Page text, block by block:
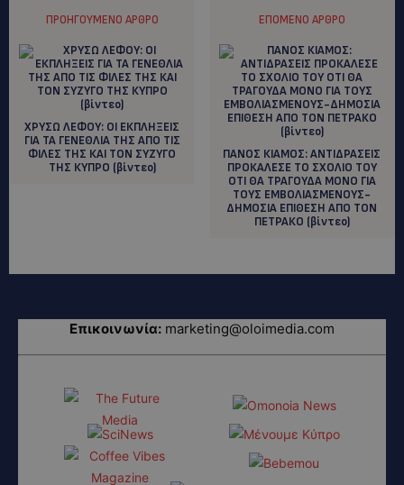
ΠΡΟΗΓΟΎΜΕΝΟ ΆΡΘΡΟ
ΧΡΥΣΩ ΛΕΦΟΥ: ΟΙ ΕΚΠΛΗΞΕΙΣ
ΓΙΑ ΤΑ ΓΕΝΕΘΛΙΑ ΤΗΣ ΑΠΟ ΤΙΣ
ΦΙΛΕΣ ΤΗΣ ΚΑΙ ΤΟΝ ΣΥΖΥΓΟ
ΤΗΣ ΚΥΠΡΟ (βίντεο)
ΕΠΌΜΕΝΟ ΆΡΘΡΟ
ΠΑΝΟΣ ΚΙΑΜΟΣ: ANTIΔΡΑΣΕΙΣ
ΠΡΟΚΑΛΕΣΕ ΤΟ ΣΧΟΛΙΟ ΤΟΥ
ΟΤΙ ΘΑ ΤΡΑΓΟΥΔΑ ΜΟΝΟ ΓΙΑ
ΤΟΥΣ ΕΜΒΟΛΙΑΣΜΕΝΟΥΣ-
ΔΗΜΟΣΙΑ ΕΠΙΘΕΣΗ ΑΠΟ ΤΟΝ
ΠΕΤΡΑΚΟ (βίντεο)
Επικοινωνία: marketing@oloimedia.com